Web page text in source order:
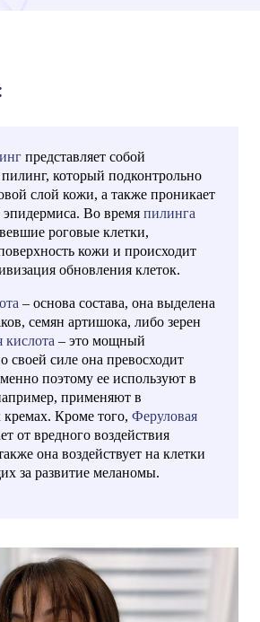
представляет собой
который подконтрольно
слой кожи, а также проникает
эпидермиса. Во время пилинга
роговые клетки,
кожи и происходит
обновления клеток.
– основа состава, она выделена
семян артишока, либо зерен
кислота – это мощный
своей силе она превосходит
поэтому ее используют в
применяют в
кремах. Кроме того, Феруловая
от вредного воздействия
она воздействует на клетки
за развитие меланомы.